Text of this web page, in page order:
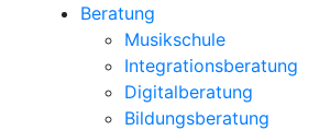
Beratung
Musikschule
Integrationsberatung
Digitalberatung
Bildungsberatung